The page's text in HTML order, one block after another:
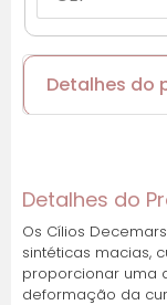
Detalhes do
Parcelas:
Detalhes do
Os Cílios
sintéticas macias,
proporcionar uma
deformação da